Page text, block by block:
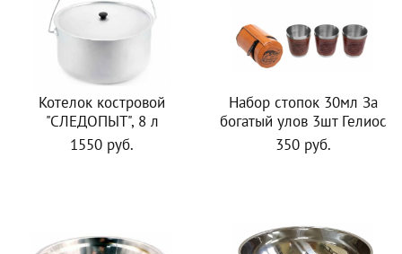
Котелок костровой
"СЛЕДОПЫТ", 8 л
1550 руб.
Набор стопок 30мл За
богатый улов 3шт Гелиос
350 руб.